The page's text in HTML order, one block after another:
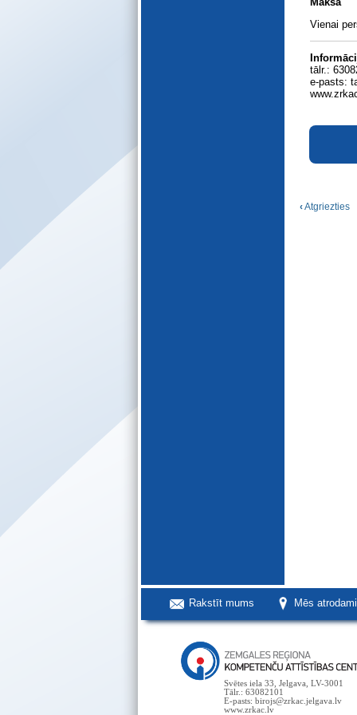
Vienai
tālr.:
e-pasts:
‹Atgriezties
Rakstīt mums Mēs
Svētes iela 33, Jelgava, LV-3001
Tālr.: 63082101
E-pasts: birojs@zrkac.jelgava.lv
www.zrkac.lv